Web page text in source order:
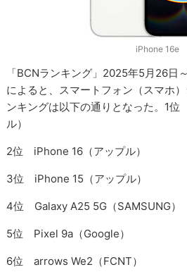
iPhone 16e
「BCNランキング」2025年5月26日
によると、スマートフォン（スマホ
ンキングは以下の通りとなった。1
ル）
2位 iPhone 16（アップル）
3位 iPhone 15（アップル）
4位 Galaxy A25 5G（SAMSUNG）
5位 Pixel 9a（Google）
6位 arrows We2（FCNT）